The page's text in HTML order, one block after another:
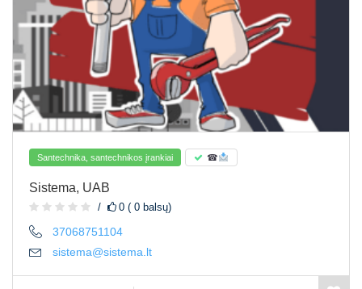
Santechnika, santechnikos įrankiai ☎
Sistema, UAB
0 ( 0 balsų)
37068751104
sistema@sistema.lt